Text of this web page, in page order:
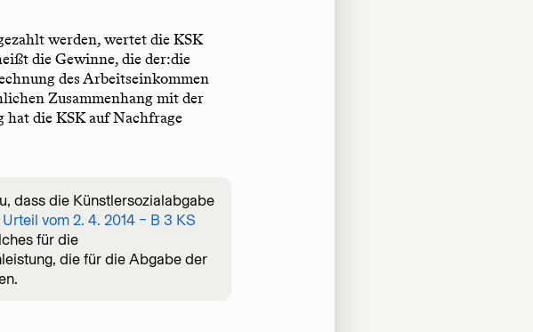
werden, wertet die KSK
die Gewinne, die der:die
des Arbeitseinkommen
Zusammenhang mit der
hat die KSK auf Nachfrage
dass die Künstlersozialabgabe
vom 2. 4. 2014 – B 3 KS
für die
die für die Abgabe der